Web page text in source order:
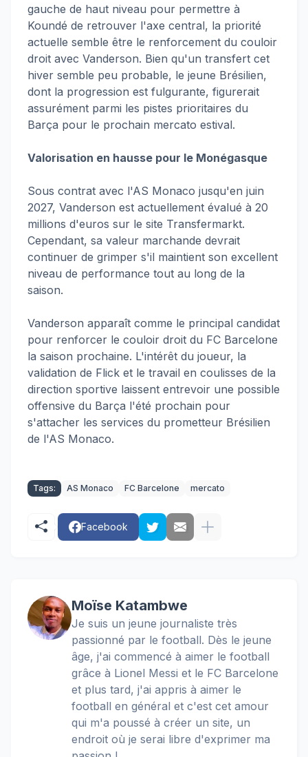
gauche de haut niveau pour permettre à
Koundé de retrouver l'axe central, la priorité
actuelle semble être le renforcement du couloir
droit avec Vanderson. Bien qu'un transfert cet
hiver semble peu probable, le jeune Brésilien,
dont la progression est fulgurante, figurerait
assurément parmi les pistes prioritaires du
Barça pour le prochain mercato estival.
Valorisation en hausse pour le Monégasque
Sous contrat avec l'AS Monaco jusqu'en juin
2027, Vanderson est actuellement évalué à 20
millions d'euros sur le site Transfermarkt.
Cependant, sa valeur marchande devrait
continuer de grimper s'il maintient son excellent
niveau de performance tout au long de la
saison.
Vanderson apparaît comme le principal candidat
pour renforcer le couloir droit du FC Barcelone
la saison prochaine. L'intérêt du joueur, la
validation de Flick et le travail en coulisses de la
direction sportive laissent entrevoir une possible
offensive du Barça l'été prochain pour
s'attacher les services du prometteur Brésilien
de l'AS Monaco.
Tags: AS Monaco FC Barcelone mercato
Facebook
Moïse Katambwe
Je suis un jeune journaliste très
passionné par le football. Dès le jeune
âge, j'ai commencé à aimer le football
grâce à Lionel Messi et le FC Barcelone
et plus tard, j'ai appris à aimer le
football en général et c'est cet amour
qui m'a poussé à créer un site, un
endroit où je serai libre d'exprimer ma